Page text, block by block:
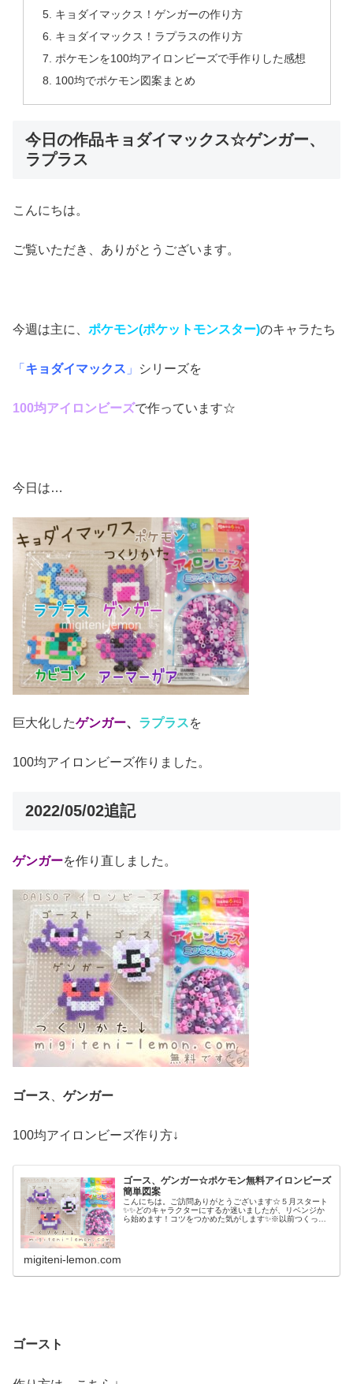
キョダイマックス！ゲンガーの作り方
キョダイマックス！ラプラスの作り方
ポケモンを100均アイロンビーズで手作りした感想
100均でポケモン図案まとめ
今日の作品キョダイマックス☆ゲンガー、
ラプラス
こんにちは。
ご覧いただき、ありがとうございます。
今週は主に、 ポケモン(ポケットモンスター)のキャラたち
「 キョダイマックス 」 シリーズを
100均アイロンビーズで作っています☆
今日は…
巨大化したゲンガー、 ラプラスを
100均アイロンビーズ作りました。
2022/05/02追記
ゲンガーを作り直しました。
ゴース ゲンガー
100均アイロンビーズ作り方↓
ゴース、ゲンガー☆ポケモン無料アイロンビーズ
簡単図案
こんにちは。ご訪問ありがとうございます☆５月スタート
✨✨どのキャラクターにするか迷いましたが、リベンジか
ら始めます！コツをつかめた気がします✨※以前つくった
migiteni-lemon.com
ゴースト